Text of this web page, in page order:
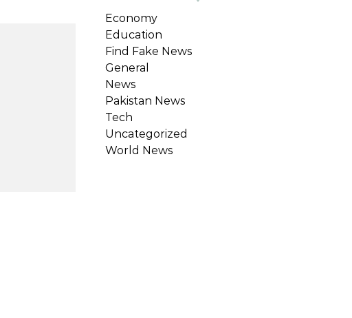
Economy
Education
Find Fake News
General
News
Pakistan News
Tech
Uncategorized
World News